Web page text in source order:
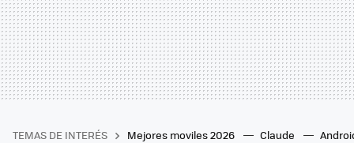
TEMAS DE INTERÉS Mejores moviles 2026 Claude